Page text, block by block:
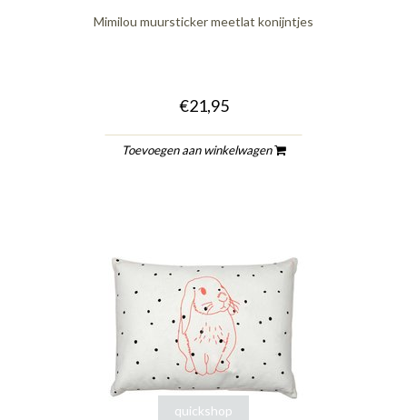
Mimilou muursticker meetlat konijntjes
€21,95
Toevoegen aan winkelwagen
quickshop